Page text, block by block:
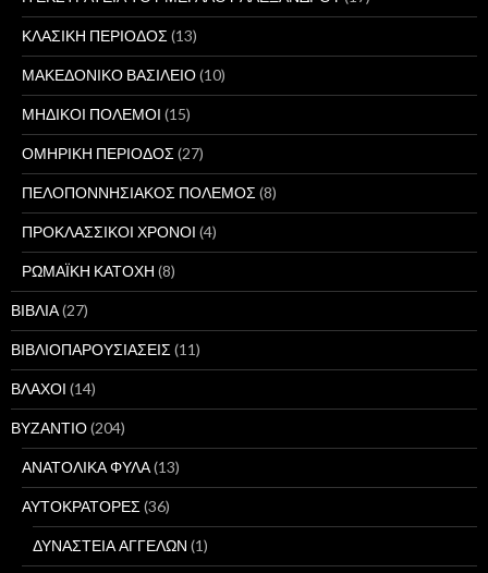
ΚΛΑΣΙΚΗ ΠΕΡΙΟΔΟΣ (13)
ΜΑΚΕΔΟΝΙΚΟ ΒΑΣΙΛΕΙΟ(10)
ΜΗΔΙΚΟΙ ΠΟΛΕΜΟΙ (15)
ΟΜΗΡΙΚΗ ΠΕΡΙΟΔΟΣ (27)
ΠΕΛΟΠΟΝΝΗΣΙΑΚΟΣ ΠΟΛΕΜΟΣ (8)
ΠΡΟΚΛΑΣΣΙΚΟΙ ΧΡΟΝΟΙ (4)
ΡΩΜΑΪΚΗ ΚΑΤΟΧΗ (8)
ΒΙΒΛΙΑ(27)
ΒΙΒΛΙΟΠΑΡΟΥΣΙΑΣΕΙΣ (11)
ΒΛΑΧΟΙ (14)
ΒΥΖΑΝΤΙΟ(204)
ΑΝΑΤΟΛΙΚΑ ΦΥΛΑ(13)
ΑΥΤΟΚΡΑΤΟΡΕΣ (36)
ΔΥΝΑΣΤΕΙΑ ΑΓΓΕΛΩΝ (1)